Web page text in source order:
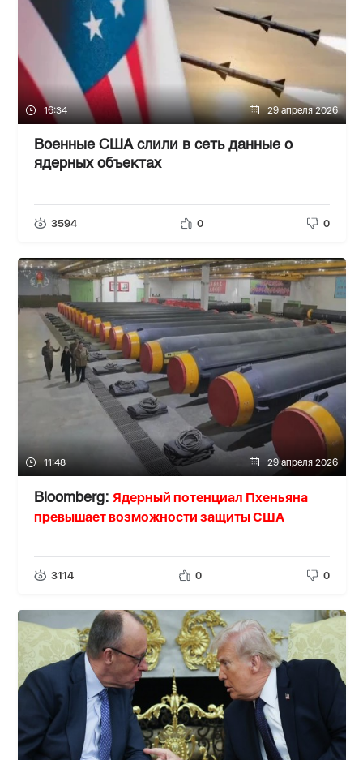
16:34 29 апреля 2026
Военные США слили в сеть данные о
ядерных объектах
3594 0 0
11:48 29 апреля 2026
Bloomberg: Ядерный потенциал Пхеньяна
превышает возможности защиты США
3114 0 0